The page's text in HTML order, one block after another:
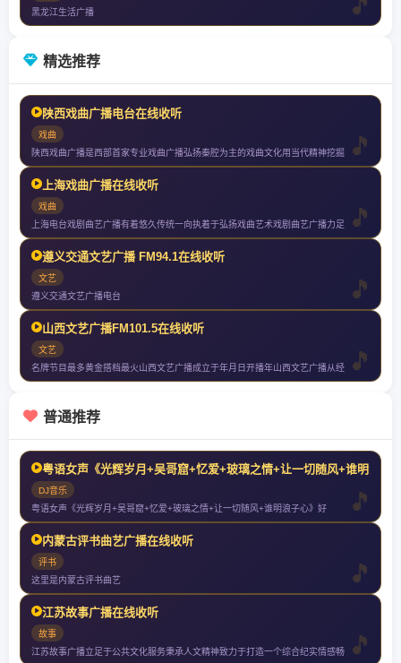
黑龙江生活广播
精选推荐
陕西戏曲广播电台在线收听
戏曲
陕西戏曲广播是西部首家专业戏曲广播弘扬秦腔为主的戏曲文化用当代精神挖掘
上海戏曲广播在线收听
戏曲
上海电台戏剧曲艺广播有着悠久传统一向执着于弘扬戏曲艺术戏剧曲艺广播力足
遵义交通文艺广播 FM94.1在线收听
文艺
遵义交通文艺广播电台
山西文艺广播FM101.5在线收听
文艺
名牌节目最多黄金搭档最火山西文艺广播成立于年月日开播年山西文艺广播从经
普通推荐
粤语女声《光辉岁月+吴哥窟+忆爱+玻璃之情+让一切随风+谁明浪子
DJ音乐
粤语女声《光辉岁月+吴哥窟+忆爱+玻璃之情+让一切随风+谁明浪子心》好
内蒙古评书曲艺广播在线收听
评书
这里是内蒙古评书曲艺
江苏故事广播在线收听
故事
江苏故事广播立足于公共文化服务秉承人文精神致力于打造一个综合纪实情感畅